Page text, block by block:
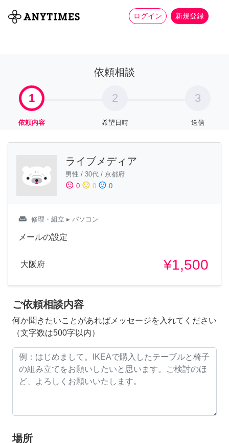
ログイン 新規登録
全て 家事 more_horiz
依頼相談
1
依頼内容
2
希望日時
3
送信
ライブメディア
男性 / 30代 / 京都府
sentiment_satisfied 0 sentiment_neutral 0 sentiment_dissatisfied 0
weekend 修理・組立 ▸ パソコン
メールの設定
大阪府 ¥1,500
ご依頼相談内容
何か聞きたいことがあればメッセージを入れてください
（文字数は500字以内）
場所